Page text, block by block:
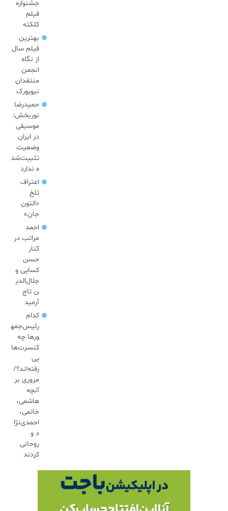
جشنواره
فیلم
کلکته
بهترین
فیلم سال
از نگاه
انجمن
منتقدان
نیویورک
حمیدرضا
نوربخش:
موسیقی
در ایران
وضعیت
تثبیت‌شد
ه ندارد
اعتراف
تلخ
«التون
جان»
احمد
مراتب در
کنار
حسن
کسایی و
جلال‌الدی
ن تاج
آرمید
کدام
رئیس‌جمه
ورها چه
کنسرت‌ها
یی
رفته‌اند؟/
مروری بر
آنچه
هاشمی،
خاتمی،
احمدی‌نژا
د و
روحانی
کردند